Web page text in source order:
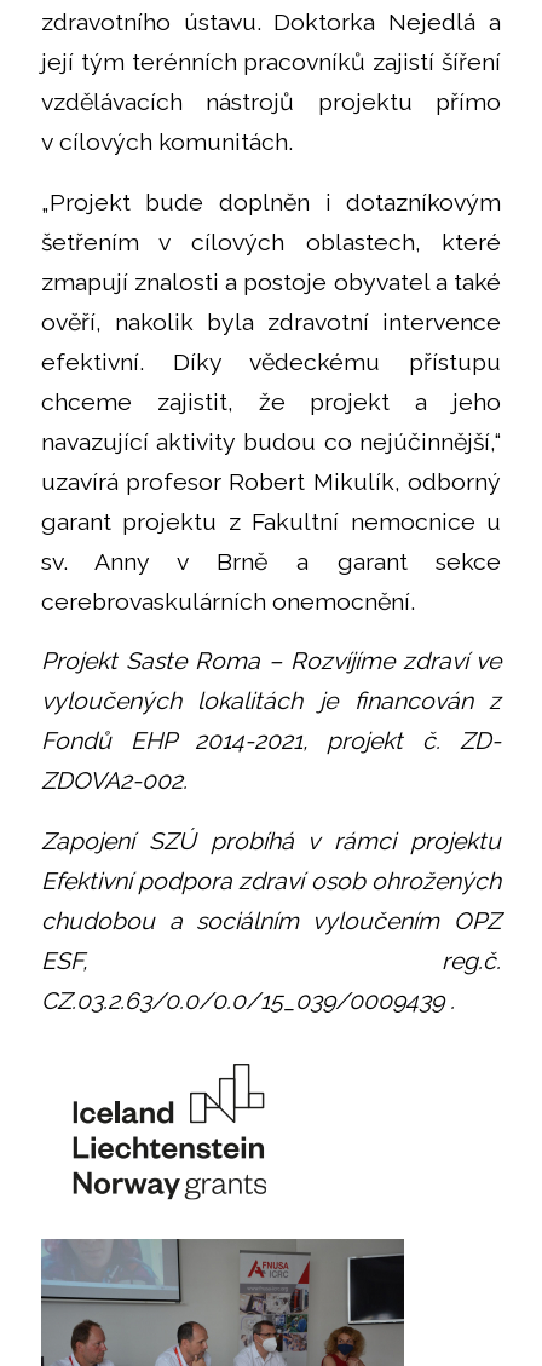
zdravotního ústavu. Doktorka Nejedlá a
její tým terénních pracovníků zajistí šíření
vzdělávacích nástrojů projektu přímo
v cílových komunitách.
„Projekt bude doplněn i dotazníkovým
šetřením v cílových oblastech, které
zmapují znalosti a postoje obyvatel a také
ověří, nakolik byla zdravotní intervence
efektivní. Díky vědeckému přístupu
chceme zajistit, že projekt a jeho
navazující aktivity budou co nejúčinnější,“
uzavírá profesor Robert Mikulík, odborný
garant projektu z Fakultní nemocnice u
sv. Anny v Brně a garant sekce
cerebrovaskulárních onemocnění.
Projekt Saste Roma – Rozvíjíme zdraví ve
vyloučených lokalitách je financován z
Fondů EHP 2014-2021, projekt č. ZD-
ZDOVA2-002.
Zapojení SZÚ probíhá v rámci projektu
Efektivní podpora zdraví osob ohrožených
chudobou a sociálním vyloučením OPZ
ESF, reg.č.
CZ.03.2.63/0.0/0.0/15_039/0009439 .